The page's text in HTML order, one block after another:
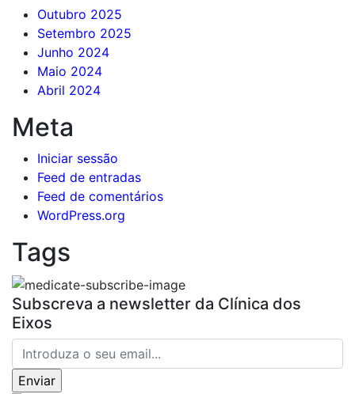
Outubro 2025
Setembro 2025
Junho 2024
Maio 2024
Abril 2024
Meta
Iniciar sessão
Feed de entradas
Feed de comentários
WordPress.org
Tags
Subscreva a newsletter da Clínica dos
Eixos